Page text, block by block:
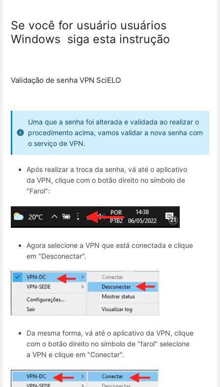
Se você for usuário usuários
Windows siga esta instrução
Validação de senha VPN SciELO
Uma que a senha foi alterada e validada ao realizar o
procedimento acima, vamos validar a nova senha com
o serviço de VPN.
Após realizar a troca da senha, vá até o aplicativo
da VPN, clique com o botão direito no símbolo de
"Farol":
Agora selecione a VPN que está conectada e clique
em "Desconectar".
Da mesma forma, vá até o aplicativo da VPN, clique
com o botão direito no símbolo de "farol" selecione
a VPN e clique em "Conectar".